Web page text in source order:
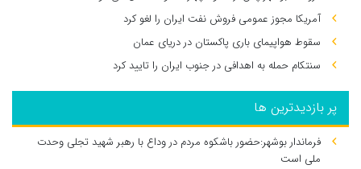
آمریکا مجوز عمومی فروش نفت ایران را لغو کرد
سقوط هواپیمای باری پاکستان در دریای عمان
سنتکام حمله به اهدافی در جنوب ایران را تایید کرد
پر بازدیدترین ها
فرماندار بوشهر:حضور باشکوه مردم در وداع با رهبر شهید تجلی وحدت
ملی است